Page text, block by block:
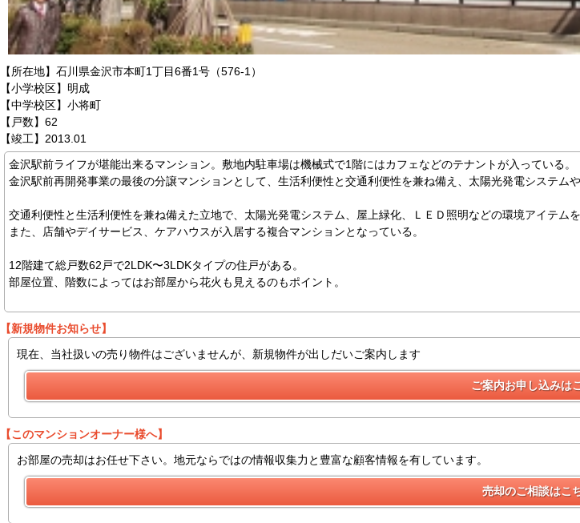
【所在地】石川県金沢市本町1丁目6番1号（576-1）
【小学校区】明成
【中学校区】小将町
【戸数】62
【竣工】2013.01
金沢駅前ライフが堪能出来るマンション。敷地内駐車場は機械式で1階にはカフェなどのテナントが入っている。
金沢駅前再開発事業の最後の分譲マンションとして、生活利便性と交通利便性を兼ね備え、太陽光発電システム
交通利便性と生活利便性を兼ね備えた立地で、太陽光発電システム、屋上緑化、ＬＥＤ照明などの環境アイテムを
また、店舗やデイサービス、ケアハウスが入居する複合マンションとなっている。
12階建て総戸数62戸で2LDK〜3LDKタイプの住戸がある。
部屋位置、階数によってはお部屋から花火も見えるのもポイント。
【新規物件お知らせ】
現在、当社扱いの売り物件はございませんが、新規物件が出しだいご案内します
【このマンションオーナー様へ】
お部屋の売却はお任せ下さい。地元ならではの情報収集力と豊富な顧客情報を有しています。